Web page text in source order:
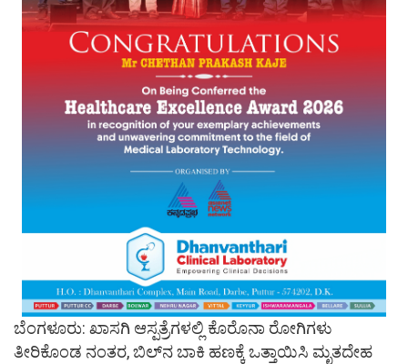
ಬೆಂಗಳೂರು: ಖಾಸಗಿ ಆಸ್ಪತ್ರೆಗಳಲ್ಲಿ ಕೊರೊನಾ ರೋಗಿಗಳು
ತೀರಿಕೊಂಡ ನಂತರ, ಬಿಲ್​​ನ ಬಾಕಿ‌ ಹಣಕ್ಕೆ ಒತ್ತಾಯಿಸಿ ಮೃತದೇಹ